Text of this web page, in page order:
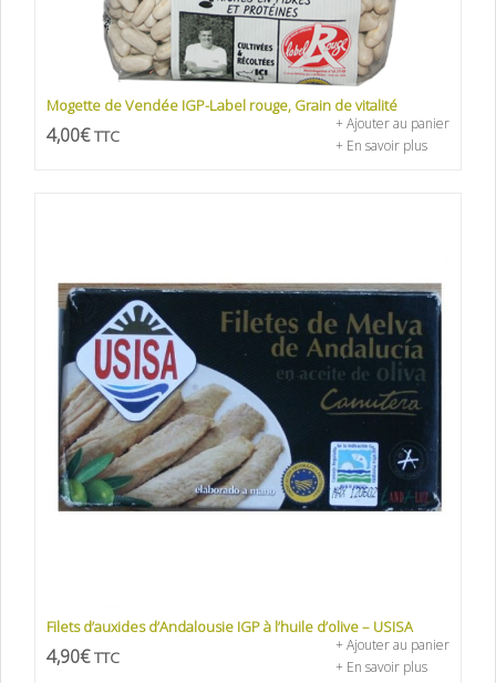
Mogette de Vendée IGP-Label rouge, Grain de vitalité
4,00€ TTC
+ Ajouter au panier
+ En savoir plus
Filets d’auxides d’Andalousie IGP à l’huile d’olive – USISA
4,90€ TTC
+ Ajouter au panier
+ En savoir plus